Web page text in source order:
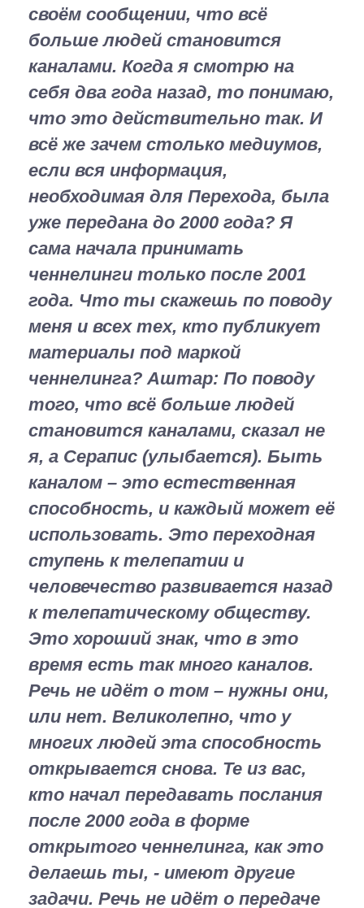
своём сообщении, что всё
больше людей становится
каналами. Когда я смотрю на
себя два года назад, то понимаю,
что это действительно так. И
всё же зачем столько медиумов,
если вся информация,
необходимая для Перехода, была
уже передана до 2000 года? Я
сама начала принимать
ченнелинги только после 2001
года. Что ты скажешь по поводу
меня и всех тех, кто публикует
материалы под маркой
ченнелинга?Аштар: По поводу
того, что всё больше людей
становится каналами, сказал не
я, а Серапис (улыбается). Быть
каналом – это естественная
способность, и каждый может её
использовать. Это переходная
ступень к телепатии и
человечество развивается назад
к телепатическому обществу.
Это хороший знак, что в это
время есть так много каналов.
Речь не идёт о том – нужны они,
или нет. Великолепно, что у
многих людей эта способность
открывается снова. Те из вас,
кто начал передавать послания
после 2000 года в форме
открытого ченнелинга, как это
делаешь ты, - имеют другие
задачи. Речь не идёт о передаче